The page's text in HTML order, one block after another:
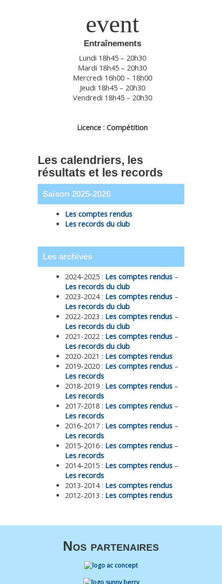
event
Entraînements
Lundi 18h45 – 20h30
Mardi 18h45 – 20h30
Mercredi 16h00 – 18h00
Jeudi 18h45 – 20h30
Vendredi 18h45 – 20h30
Licence : Compétition
Les calendriers, les
résultats et les records
Saison 2025-2026
Les comptes rendus
Les records du club
Les archives
2024-2025 : Les comptes rendus –
Les records du club
2023-2024 : Les comptes rendus –
Les records du club
2022-2023 : Les comptes rendus –
Les records du club
2021-2022 : Les comptes rendus –
Les records du club
2020-2021 : Les comptes rendus
2019-2020 : Les comptes rendus –
Les records
2018-2019 : Les comptes rendus –
Les records
2017-2018 : Les comptes rendus –
Les records
2016-2017 : Les comptes rendus –
Les records
2015-2016 : Les comptes rendus –
Les records
2014-2015 : Les comptes rendus –
Les records
2013-2014 : Les comptes rendus
2012-2013 : Les comptes rendus
Nos partenaires